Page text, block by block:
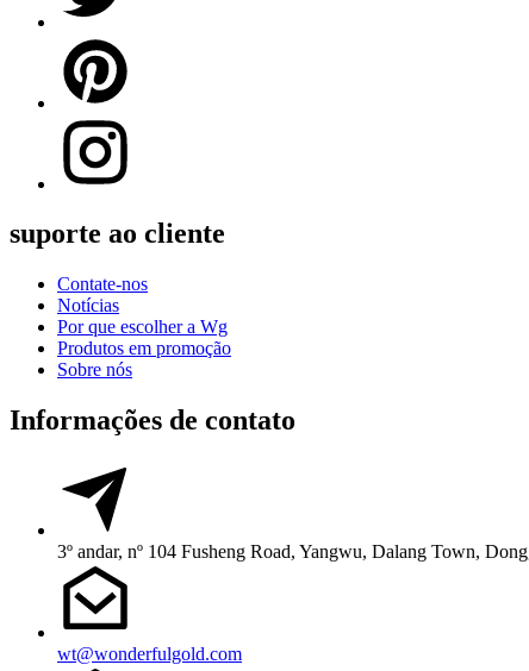
suporte ao cliente
Contate-nos
Notícias
Por que escolher a Wg
Produtos em promoção
Sobre nós
Informações de contato
3º andar, nº 104 Fusheng Road, Yangwu, Dalang Town,
wt@wonderfulgold.com